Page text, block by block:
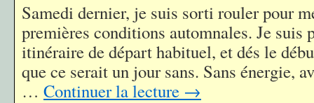
Samedi dernier, je suis sorti rouler pour
premières conditions automnales. Je suis
itinéraire de départ habituel, et dés le
que ce serait un jour sans. Sans énergie,
… Continuer la lecture →